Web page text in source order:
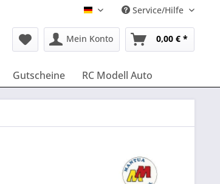
Deutsch Service/Hilfe
Mein Konto 0,00 € *
Gutscheine RC Modell Auto